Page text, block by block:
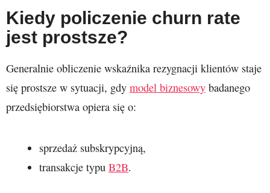
Kiedy policzenie churn rate
jest prostsze?
Generalnie obliczenie wskaźnika rezygnacji klientów staje
się prostsze w sytuacji, gdy model biznesowy badanego
przedsiębiorstwa opiera się o:
sprzedaż subskrypcyjną,
transakcje typuB2B.